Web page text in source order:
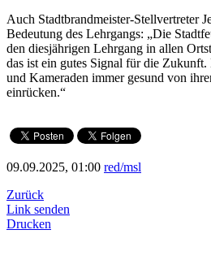
Auch Stadtbrandmeister-Stellvertreter
Bedeutung des Lehrgangs: „Die
den diesjährigen Lehrgang in allen
das ist ein gutes Signal für die
und Kameraden immer gesund von
einrücken.“
09.09.2025, 01:00 red/msl
Zurück
Link senden
Drucken